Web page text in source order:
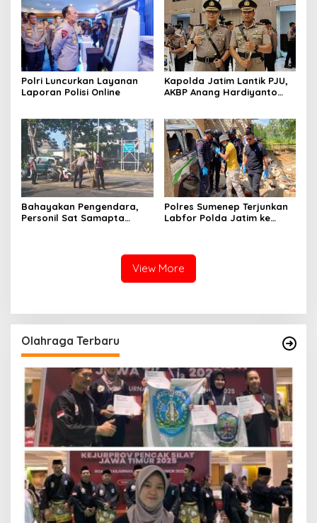
Polri Luncurkan Layanan
Laporan Polisi Online
Kapolda Jatim Lantik PJU,
AKBP Anang Hardiyanto
Bahayakan Pengendara,
Personil Sat Samapta
Polres Sumenep Terjunkan
Labfor Polda Jatim ke
View More
Olahraga Terbaru